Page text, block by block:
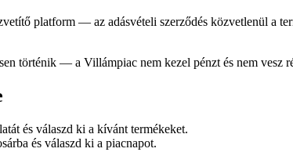
platform — az adásvételi szerződés közvetlenül a
történik — a Villámpiac nem kezel pénzt és nem vesz
és válaszd ki a kívánt termékeket.
és válaszd ki a piacnapot.